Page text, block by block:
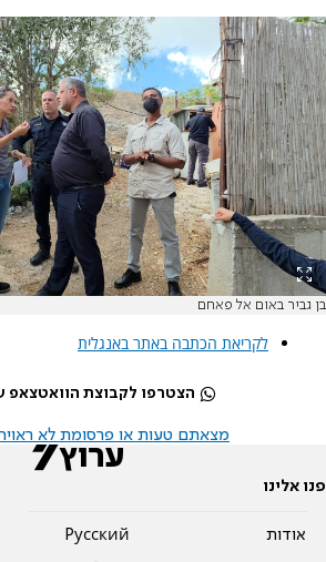
בן גביר באום אל פאחם
לקריאת הכתבה באתר באנגלית
הצטרפו לקבוצת הוואטצאפ
מצאתם טעות או פרסומת לא
פנו אלינו
אודות
Pусский